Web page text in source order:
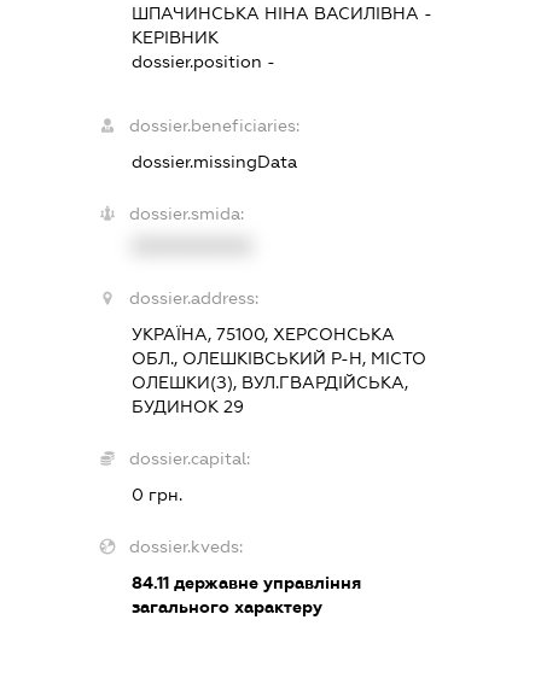
ШПАЧИНСЬКА НІНА ВАСИЛІВНА -
КЕРІВНИК
dossier.position -
dossier.beneficiaries:
dossier.missingData
dossier.smida:
dossier.address:
УКРАЇНА, 75100, ХЕРСОНСЬКА
ОБЛ., ОЛЕШКІВСЬКИЙ Р-Н, МІСТО
ОЛЕШКИ(З), ВУЛ.ГВАРДІЙСЬКА,
БУДИНОК 29
dossier.capital:
0 грн.
dossier.kveds:
84.11державне управління
загального характеру